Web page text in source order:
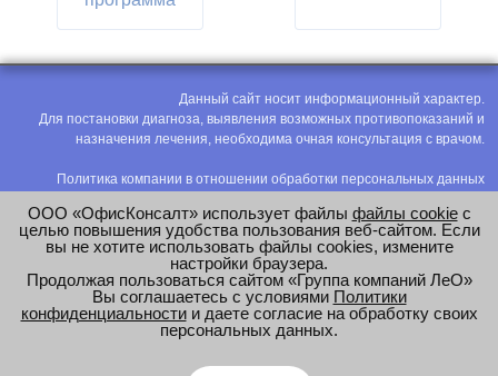
Данный сайт носит информационный характер.
Для постановки диагноза, выявления возможных противопоказаний и
назначения лечения, необходима очная консультация с врачом.
Политика компании в отношении обработки персональных данных
Соглашение на обработку персональных данных
Оценка труда
e-mail:office@modus-leo.ru
ООО «ОфисКонсалт» использует файлы файлы cookieс
целью повышения удобства пользования веб-сайтом. Если
вы не хотите использовать файлы cookies, измените
настройки браузера.
Продолжая пользоваться сайтом «Группа компаний ЛеО»
Вы соглашаетесь с условиями Политики
конфиденциальностии даете согласие на обработку своих
персональных данных.